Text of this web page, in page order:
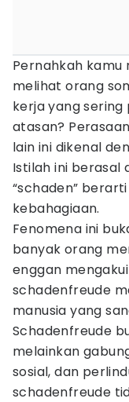
Pernahkah
melihat orang
kerja yang
atasan?
lain ini dikenal
Istilah ini berasal
“schaden”
kebahagiaan.
Fenomena ini
banyak orang
enggan
schadenfreude
manusia yang
Schadenfreude
melainkan
sosial, dan
schadenfreude